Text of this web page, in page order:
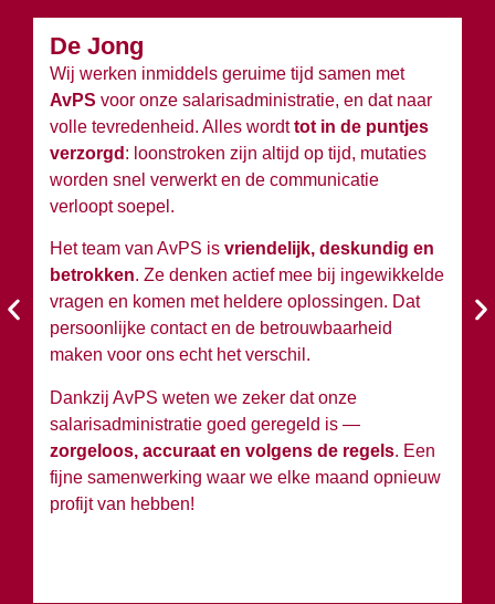
De Jong
Wij werken inmiddels geruime tijd samen met
AvPS voor onze salarisadministratie, en dat naar
volle tevredenheid. Alles wordttot in de puntjes
verzorgd : loonstroken zijn altijd op tijd, mutaties
worden snel verwerkt en de communicatie
verloopt soepel.
Het team van AvPS is vriendelijk, deskundig en
betrokken. Ze denken actief mee bij ingewikkelde
vragen en komen met heldere oplossingen. Dat
persoonlijke contact en de betrouwbaarheid
maken voor ons echt het verschil.
Dankzij AvPS weten we zeker dat onze
salarisadministratie goed geregeld is —
zorgeloos, accuraat en volgens de regels. Een
fijne samenwerking waar we elke maand opnieuw
profijt van hebben!